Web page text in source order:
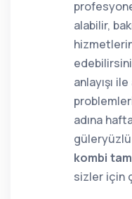
alabilir,
anlayışı
adına
kombi
sizler için